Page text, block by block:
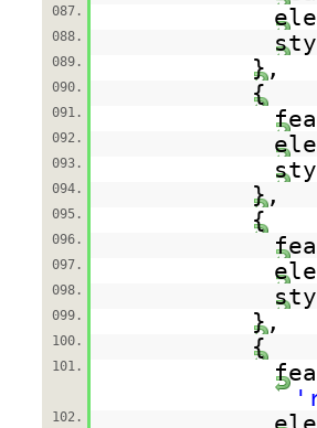
087.
088.
089. },
090. {
091.
092.
093.
094. },
095. {
096.
097.
098.
099. },
100. {
101.
102.